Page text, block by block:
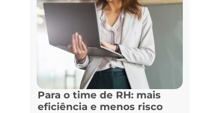
Para o time de RH: mais
eficiência e menos risco